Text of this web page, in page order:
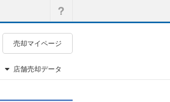
売却マイページ
店舗売却データ